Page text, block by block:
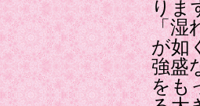
りま
「湿
が如
強盛
をも